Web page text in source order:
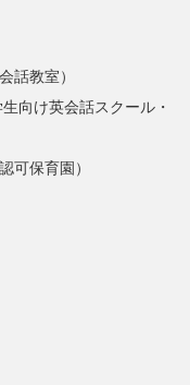
話教室）
向け英会話スクール・
可保育園）